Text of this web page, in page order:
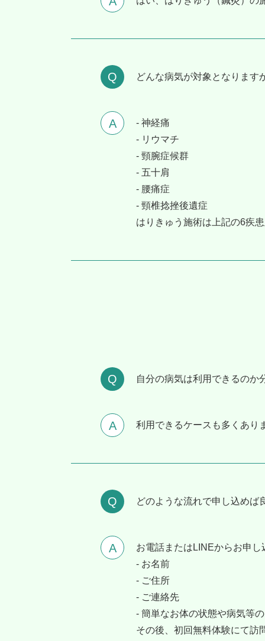
どんな病気が対象となります
- 神経痛
- リウマチ
- 頸腕症候群
- 五十肩
- 腰痛症
- 頸椎捻挫後遺症
はりきゅう施術は上記の6疾
⾃分の病気は利⽤できるのか
利用できるケースも多くあり
どのような流れで申し込めば
お電話またはLINEからお申
- お名前
- ご住所
- ご連絡先
- 簡単なお体の状態や病気等
その後、初回無料体験にて訪